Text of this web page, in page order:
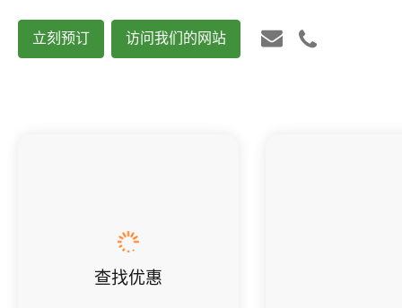
立刻预订 访问我们的网站
查找优惠